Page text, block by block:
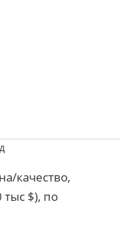
качество,
тыс $), по